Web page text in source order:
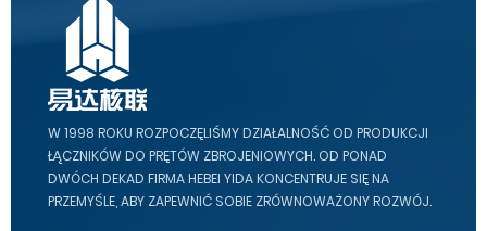
W 1998 ROKU ROZPOCZĘLIŚMY DZIAŁALNOŚĆ OD PRODUKCJI
ŁĄCZNIKÓW DO PRĘTÓW ZBROJENIOWYCH. OD PONAD
DWÓCH DEKAD FIRMA HEBEI YIDA KONCENTRUJE SIĘ NA
PRZEMYŚLE, ABY ZAPEWNIĆ SOBIE ZRÓWNOWAŻONY ROZWÓJ.